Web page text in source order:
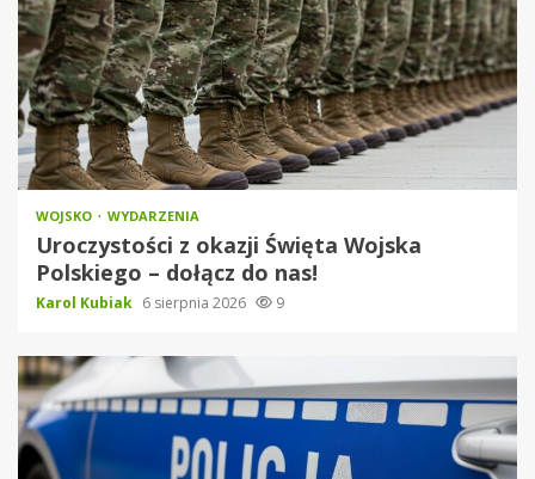
WOJSKO WYDARZENIA
Uroczystości z okazji Święta Wojska
Polskiego – dołącz do nas!
Karol Kubiak 6 sierpnia 2026 9